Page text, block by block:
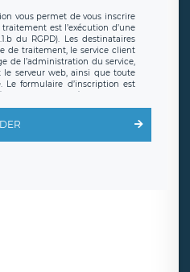
vous permet de vous inscrire
est l’exécution d’une
du RGPD). Les destinataires
de traitement, le service client
de l’administration du service,
le serveur web, ainsi que toute
Le formulaire d’inscription est
conformes au RGPD. Les
entendu que vous pouvez
vos données et retirer votre